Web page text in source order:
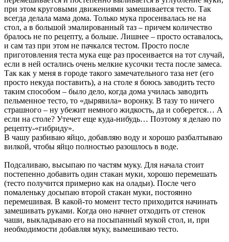
при этом круговыми движениями замешивается тесто. Так
всегда делала мама дома. Только мука просеивалась не на
стол, а в большой эмалированный таз – причем количество
бралось не по рецепту, а больше. Лишнее – просто оставалось,
и сам таз при этом не пачкался тестом. Просто после
приготовления теста мука еще раз просеивается на тот случай,
если в ней остались очень мелкие кусочки теста после замеса.
Так как у меня в городе такого замечательного таза нет (его
просто некуда поставить), а на столе я боюсь заводить тесто
таким способом – было дело, когда дома училась заводить
пельменное тесто, то «дырявила» воронку. В тазу то ничего
страшного – ну убежит немного жидкость, да и соберется… А
если на столе? Утечет еще куда-нибудь… Поэтому я делаю по
рецепту-«гибриду».
В чашу разбиваю яйцо, добавляю воду и хорошо разбалтываю
вилкой, чтобы яйцо полностью разошлось в воде.
Подсаливаю, высыпаю по частям муку. Для начала стоит
постепенно добавить один стакан муки, хорошо перемешать
(тесто получится примерно как на оладьи). После чего
помаленьку досыпаю второй стакан муки, постоянно
перемешивая. В какой-то момент тесто приходится начинать
замешивать руками. Когда оно начнет отходить от стенок
чаши, выкладываю его на посыпанный мукой стол, и, при
необходимости добавляя муку, вымешиваю тесто.